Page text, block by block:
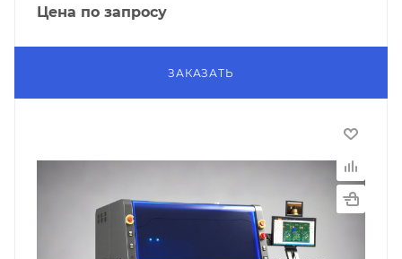
Цена по запросу
ЗАКАЗАТЬ